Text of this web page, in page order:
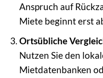
Anspruch auf
Miete beginnt erst
Ortsübliche
Nutzen Sie den
Mietdatenbanken